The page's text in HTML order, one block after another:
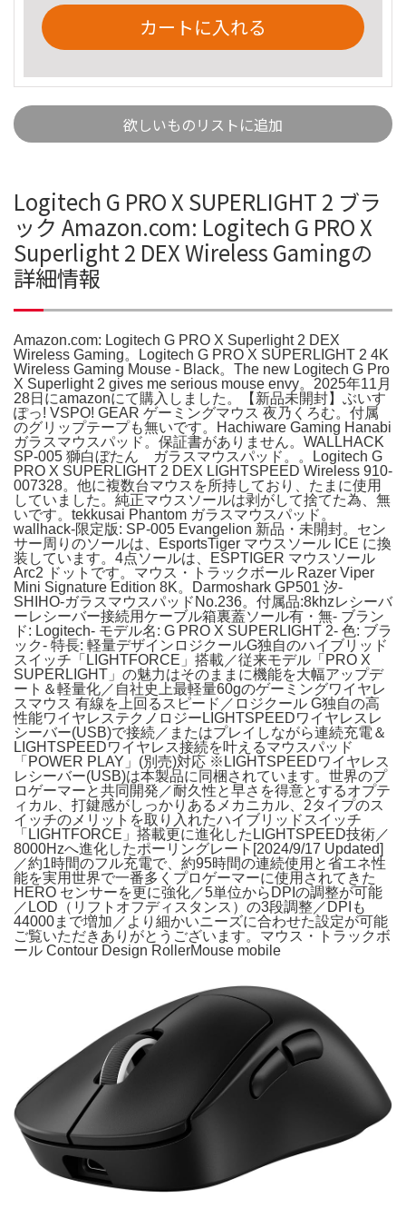
カートに入れる
欲しいものリストに追加
Logitech G PRO X SUPERLIGHT 2 ブラ
ック Amazon.com: Logitech G PRO X
Superlight 2 DEX Wireless Gamingの
詳細情報
Amazon.com: Logitech G PRO X Superlight 2 DEX
Wireless Gaming。Logitech G PRO X SUPERLIGHT 2 4K
Wireless Gaming Mouse - Black。The new Logitech G Pro
X Superlight 2 gives me serious mouse envy。2025年11月
28日にamazonにて購入しました。【新品未開封】ぶいす
ぽっ! VSPO! GEAR ゲーミングマウス 夜乃くろむ。付属
のグリップテープも無いです。Hachiware Gaming Hanabi
ガラスマウスパッド。保証書がありません。WALLHACK
SP-005 獅白ぼたん ガラスマウスパッド。。Logitech G
PRO X SUPERLIGHT 2 DEX LIGHTSPEED Wireless 910-
007328。他に複数台マウスを所持しており、たまに使用
していました。純正マウスソールは剥がして捨てた為、無
いです。tekkusai Phantom ガラスマウスパッド。
wallhack-限定版: SP-005 Evangelion 新品・未開封。セン
サー周りのソールは、EsportsTiger マウスソール ICE に換
装しています。4点ソールは、ESPTIGER マウスソール
Arc2 ドットです。マウス・トラックボール Razer Viper
Mini Signature Edition 8K。Darmoshark GP501 汐-
SHIHO-ガラスマウスパッドNo.236。付属品:8khzレシーバ
ーレシーバー接続用ケーブル箱裏蓋ソール有・無- ブラン
ド: Logitech- モデル名: G PRO X SUPERLIGHT 2- 色: ブラ
ック- 特長: 軽量デザインロジクールG独自のハイブリッド
スイッチ「LIGHTFORCE」搭載／従来モデル「PRO X
SUPERLIGHT」の魅力はそのままに機能を大幅アップデ
ート＆軽量化／自社史上最軽量60gのゲーミングワイヤレ
スマウス 有線を上回るスピード／ロジクール G独自の高
性能ワイヤレステクノロジーLIGHTSPEEDワイヤレスレ
シーバー(USB)で接続／またはプレイしながら連続充電＆
LIGHTSPEEDワイヤレス接続を叶えるマウスパッド
「POWER PLAY」(別売)対応 ※LIGHTSPEEDワイヤレス
レシーバー(USB)は本製品に同梱されています。世界のプ
ロゲーマーと共同開発／耐久性と早さを得意とするオプテ
ィカル、打鍵感がしっかりあるメカニカル、2タイプのス
イッチのメリットを取り入れたハイブリッドスイッチ
「LIGHTFORCE」搭載更に進化したLIGHTSPEED技術／
8000Hzへ進化したポーリングレート[2024/9/17 Updated]
／約1時間のフル充電で、約95時間の連続使用と省エネ性
能を実用世界で一番多くプロゲーマーに使用されてきた
HERO センサーを更に強化／5単位からDPIの調整が可能
／LOD（リフトオフディスタンス）の3段調整／DPIも
44000まで増加／より細かいニーズに合わせた設定が可能
ご覧いただきありがとうございます。マウス・トラックボ
ール Contour Design RollerMouse mobile